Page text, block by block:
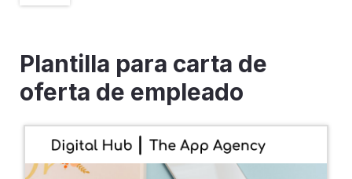
Plantilla para carta de
oferta de empleado